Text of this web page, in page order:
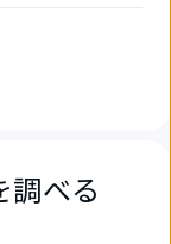
調べる